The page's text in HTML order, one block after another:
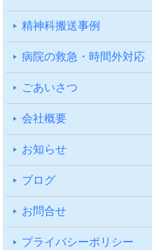
精神科搬送事例
病院の救急・時間外対応
ごあいさつ
会社概要
お知らせ
ブログ
お問合せ
プライバシーポリシー